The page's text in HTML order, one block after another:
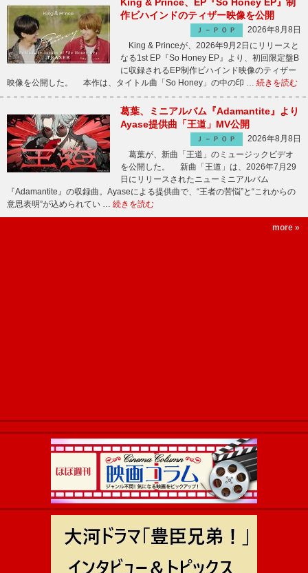
作ビハインドのティザー映像を公開
Ｊ－ＰＯＰ
2026年8月8日
King & Princeが、2026年9月2日にリリースと
なる1st EP『So Honey EP』より、初回限定盤B
に収録されるEP制作ビハインド映像のティザー
映像を公開した。 本作は、タイトル曲「So Honey」の中の印 … 続きを読む
葛葉、ミニアルバム『Adamantite』より
Ayase提供曲「王道」MV公開
Ｊ－ＰＯＰ
2026年8月8日
葛葉が、新曲「王道」のミュージックビデオ
を公開した。 新曲「王道」は、2026年7月29
日にリリースされたニューミニアルバム
『Adamantite』の収録曲。Ayaseによる提供曲で、“王者の苦悩”と“これからの
意思表明”が込められてい … 続きを読む
more »